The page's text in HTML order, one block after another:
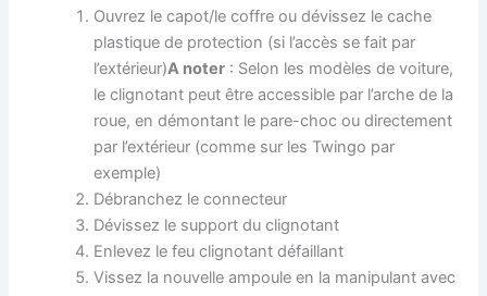
Ouvrez le capot/le coffre ou dévissez le cache
plastique de protection (si l’accès se fait par
l’extérieur)A noter : Selon les modèles de voiture,
le clignotant peut être accessible par l’arche de la
roue, en démontant le pare-choc ou directement
par l’extérieur (comme sur les Twingo par
exemple)
Débranchez le connecteur
Dévissez le support du clignotant
Enlevez le feu clignotant défaillant
Vissez la nouvelle ampoule en la manipulant avec